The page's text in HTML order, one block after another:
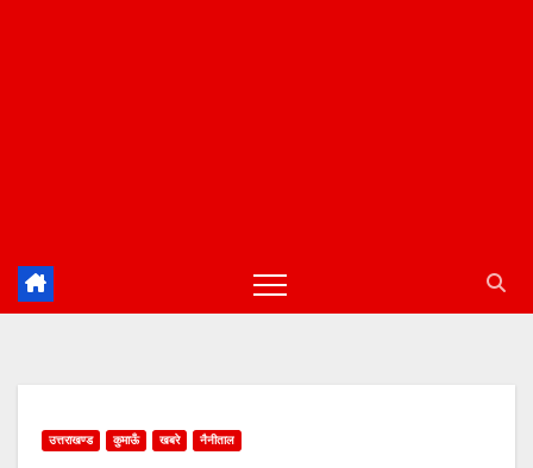
उत्तराखण्ड कुमाऊँ खबरे नैनीताल